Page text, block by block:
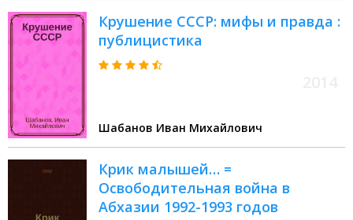
Крушение СССР: мифы и правда :
публицистика
Шабанов Иван Михайлович
Крик малышей… =
Освободительная война в
Абхазии 1992-1993 годов